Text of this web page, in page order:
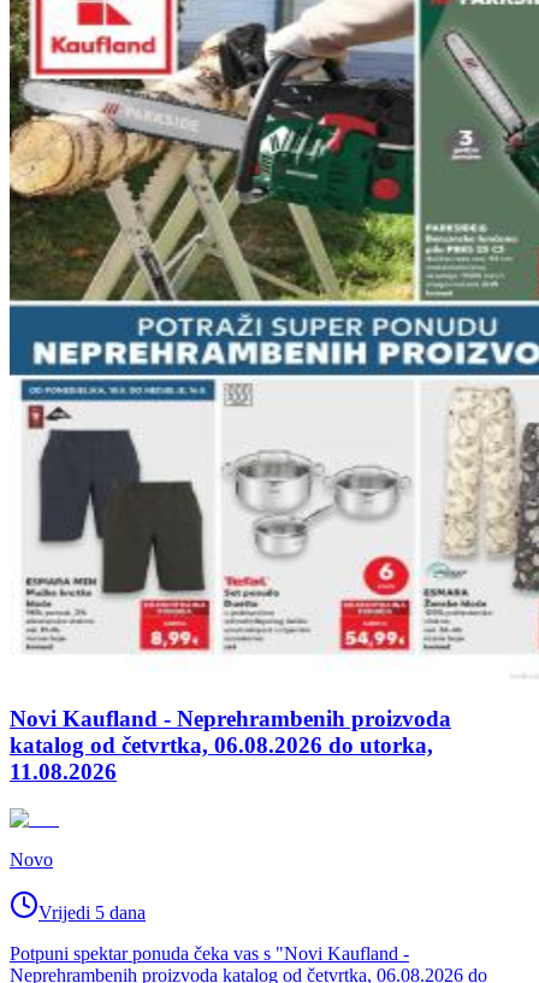
Novi Kaufland - Neprehrambenih proizvoda
katalog od četvrtka, 06.08.2026 do utorka,
11.08.2026
Novo
Vrijedi 5 dana
Potpuni spektar ponuda čeka vas s "Novi Kaufland -
Neprehrambenih proizvoda katalog od četvrtka, 06.08.2026 do